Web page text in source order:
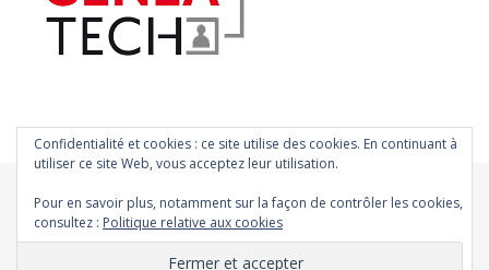
Confidentialité et cookies : ce site utilise des cookies. En continuant à
utiliser ce site Web, vous acceptez leur utilisation.
Pour en savoir plus, notamment sur la façon de contrôler les cookies,
consultez : Politique relative aux cookies